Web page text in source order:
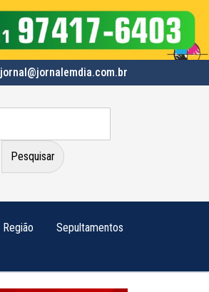
jornal@jornalemdia.com.br
Região Sepultamentos